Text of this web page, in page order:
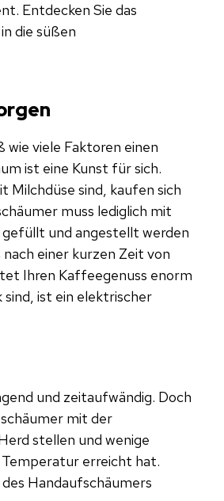
Entdecken Sie das
die süßen
viele Faktoren einen
ist eine Kunst für sich.
Milchdüse sind, kaufen sich
muss lediglich mit
und angestellt werden
einer kurzen Zeit von
Ihren Kaffeegenuss enorm
ist ein elektrischer
und zeitaufwändig. Doch
mit der
stellen und wenige
erreicht hat.
Handaufschäumers